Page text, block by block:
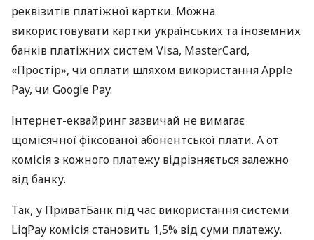
реквізитів платіжної картки. Можна
використовувати картки українських та іноземних
банків платіжних систем Visa, MasterCard,
«Простір», чи оплати шляхом використання Apple
Pay, чи Google Pay.
Інтернет-еквайринг зазвичай не вимагає
щомісячної фіксованої абонентської плати. А от
комісія з кожного платежу відрізняється залежно
від банку.
Так, у ПриватБанк під час використання системи
LiqPay комісія становить 1,5% від суми платежу.